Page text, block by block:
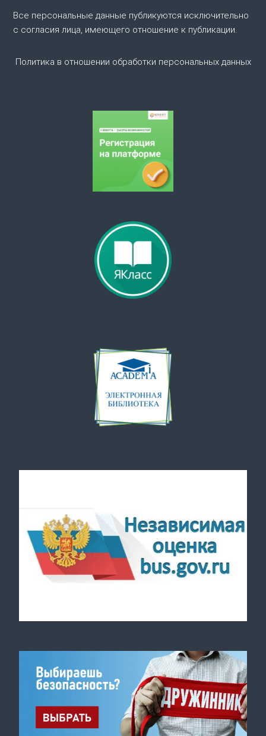
о
а
Все персональные данные публикуются исключительно
с согласия лица, имеющего отношение к публикации.
Политика в отношении обработки персональных данных